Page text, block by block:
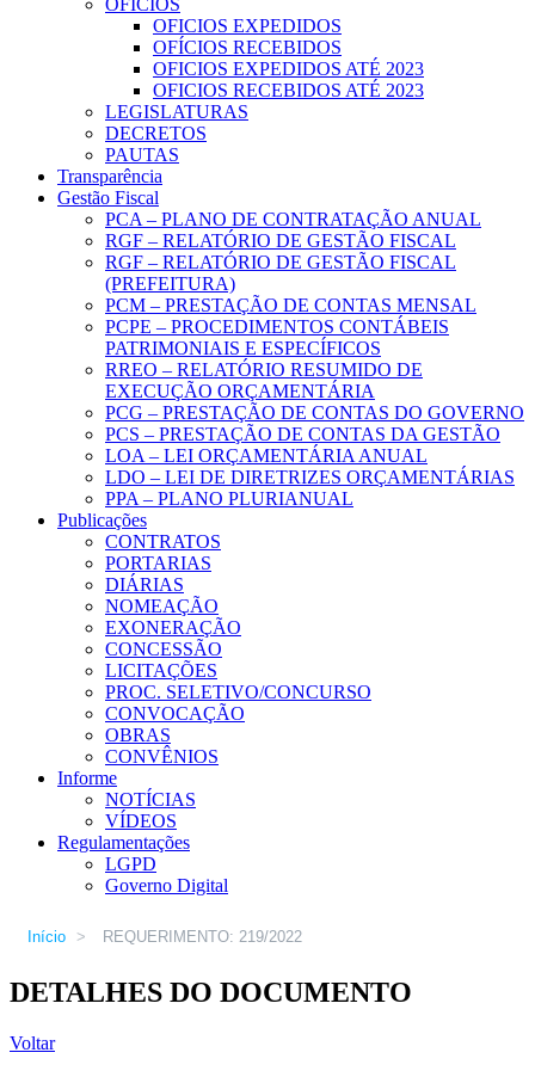
OFICIOS
OFICIOS EXPEDIDOS
OFÍCIOS RECEBIDOS
OFICIOS EXPEDIDOS ATÉ 2023
OFICIOS RECEBIDOS ATÉ 2023
LEGISLATURAS
DECRETOS
PAUTAS
Transparência
Gestão Fiscal
PCA – PLANO DE CONTRATAÇÃO ANUAL
RGF – RELATÓRIO DE GESTÃO FISCAL
RGF – RELATÓRIO DE GESTÃO FISCAL
(PREFEITURA)
PCM – PRESTAÇÃO DE CONTAS MENSAL
PCPE – PROCEDIMENTOS CONTÁBEIS
PATRIMONIAIS E ESPECÍFICOS
RREO – RELATÓRIO RESUMIDO DE
EXECUÇÃO ORÇAMENTÁRIA
PCG – PRESTAÇÃO DE CONTAS DO GOVERNO
PCS – PRESTAÇÃO DE CONTAS DA GESTÃO
LOA – LEI ORÇAMENTÁRIA ANUAL
LDO – LEI DE DIRETRIZES ORÇAMENTÁRIAS
PPA – PLANO PLURIANUAL
Publicações
CONTRATOS
PORTARIAS
DIÁRIAS
NOMEAÇÃO
EXONERAÇÃO
CONCESSÃO
LICITAÇÕES
PROC. SELETIVO/CONCURSO
CONVOCAÇÃO
OBRAS
CONVÊNIOS
Informe
NOTÍCIAS
VÍDEOS
Regulamentações
LGPD
Governo Digital
Início > REQUERIMENTO: 219/2022
DETALHES DO DOCUMENTO
Voltar